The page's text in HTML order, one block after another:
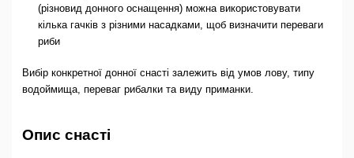
(різновид донного оснащення) можна використовувати
кілька гачків з різними насадками, щоб визначити переваги
риби
Вибір конкретної донної снасті залежить від умов лову, типу
водоймища, переваг рибалки та виду приманки.
Опис снасті